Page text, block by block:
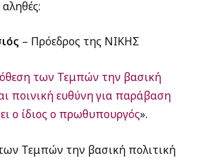
– Πρόεδρος της ΝΙΚΗΣ
των Τεμπών την βασική
ποινική ευθύνη για παράβαση
ο ίδιος ο πρωθυπουργός».
Τεμπών την βασική πολιτική